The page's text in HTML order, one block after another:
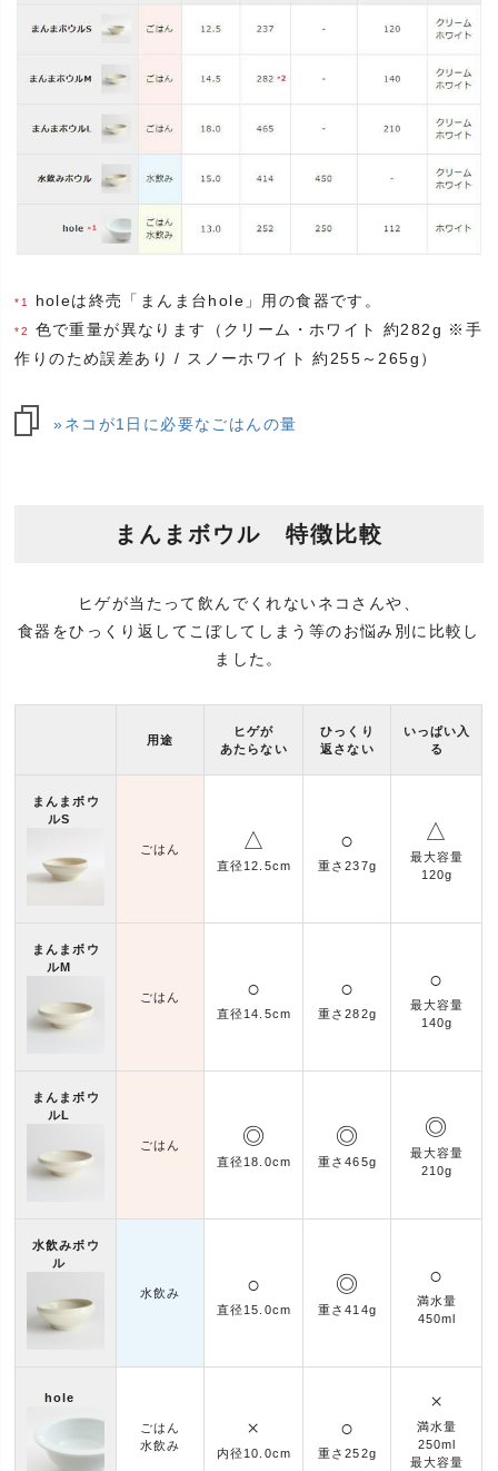
*1 holeは終売「まんま台hole」用の食器です。
*2
色で重量が異なります（クリーム・ホワイト 約282g ※手
作りのため誤差あり / スノーホワイト 約255～265g）
»ネコが1日に必要なごはんの量
まんまボウル 特徴比較
ヒゲが当たって飲んでくれないネコさんや、
食器をひっくり返してこぼしてしまう等のお悩み別に比較し
ました。
用途
ヒゲが
あたらない
ひっくり
返さない
いっぱい入
る
まんまボウ
ルS
ごはん △
直径12.5cm
○
重さ237g
△
最大容量
120g
まんまボウ
ルM
ごはん ○
直径14.5cm
○
重さ282g
○
最大容量
140g
まんまボウ
ルL
ごはん ◎
直径18.0cm
◎
重さ465g
◎
最大容量
210g
水飲みボウ
ル
水飲み ○
直径15.0cm
◎
重さ414g
○
満水量
450ml
hole
ごはん
水飲み
×
内径10.0cm
○
重さ252g
×
満水量
250ml
最大容量